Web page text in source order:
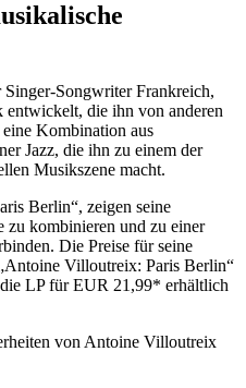
Songwriter Frankreich,
entwickelt, die ihn von anderen
Kombination aus
Jazz, die ihn zu einem der
Musikszene macht.
Berlin“, zeigen seine
zu kombinieren und zu einer
Die Preise für seine
Villoutreix: Paris Berlin“
LP für EUR 21,99* erhältlich
von Antoine Villoutreix